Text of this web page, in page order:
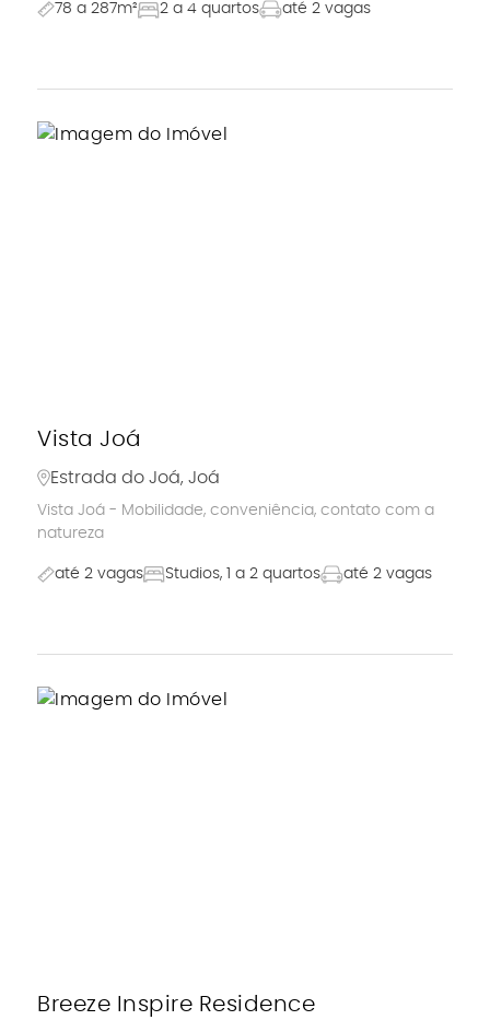
78 a 287m² 2 a 4 quartos até 2 vagas
Vista Joá
Estrada do Joá, Joá
Vista Joá - Mobilidade, conveniência, contato com a
natureza
até 2 vagas Studios, 1 a 2 quartos até 2 vagas
Breeze Inspire Residence